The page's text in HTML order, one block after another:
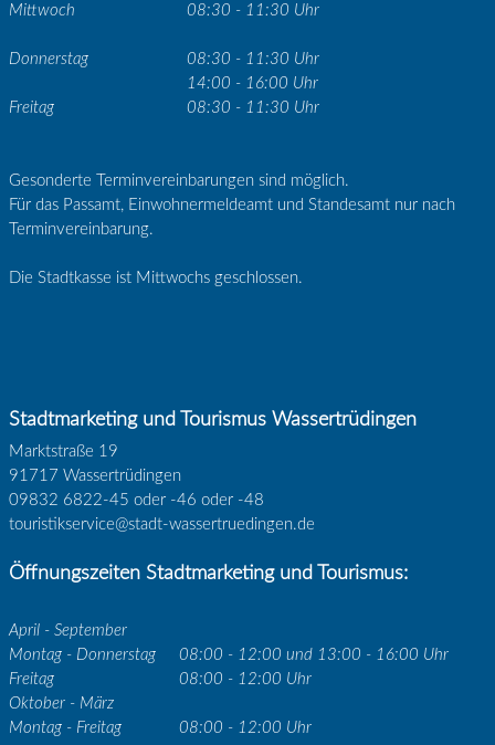
Mittwoch 08:30 - 11:30 Uhr
Donnerstag
08:30 - 11:30 Uhr
14:00 - 16:00 Uhr
Freitag
08:30 - 11:30 Uhr
Gesonderte Terminvereinbarungen sind möglich.
Für das Passamt, Einwohnermeldeamt und Standesamt nur nach
Terminvereinbarung.
Die Stadtkasse ist Mittwochs geschlossen.
Stadtmarketing und Tourismus Wassertrüdingen
Marktstraße 19
91717 Wassertrüdingen
09832 6822-45 oder -46 oder -48
touristikservice@stadt-wassertruedingen.de
Öffnungszeiten Stadtmarketing und Tourismus:
April - September
Montag - Donnerstag
08:00 - 12:00 und 13:00 - 16:00 Uhr
Freitag
08:00 - 12:00 Uhr
Oktober - März
Montag - Freitag
08:00 - 12:00 Uhr